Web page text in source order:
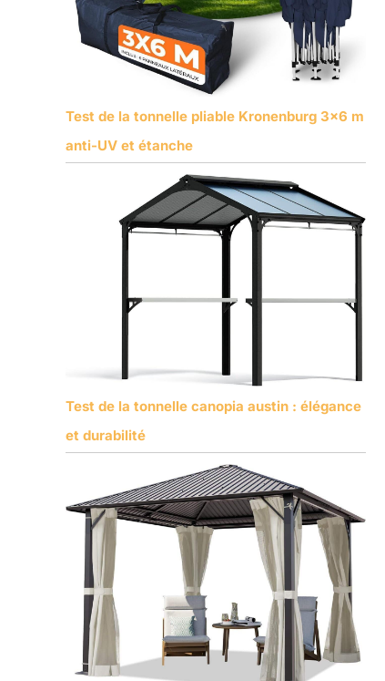
Test de la tonnelle pliable Kronenburg 3×6 m
anti-UV et étanche
Test de la tonnelle canopia austin : élégance
et durabilité